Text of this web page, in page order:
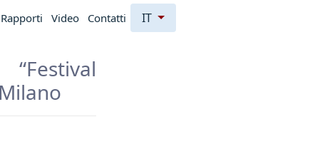
Rapporti Video Contatti IT